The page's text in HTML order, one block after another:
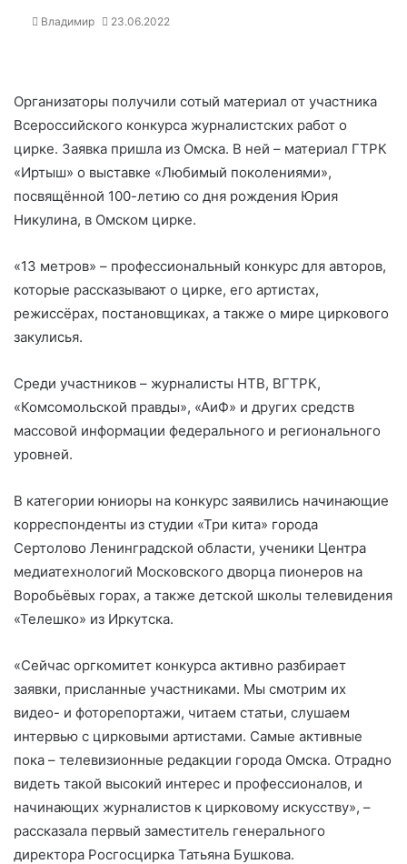
Владимир 23.06.2022
Организаторы получили сотый материал от участника
Всероссийского конкурса журналистских работ о
цирке. Заявка пришла из Омска. В ней – материал ГТРК
«Иртыш» о выставке «Любимый поколениями»,
посвящённой 100-летию со дня рождения Юрия
Никулина, в Омском цирке.
«13 метров» – профессиональный конкурс для авторов,
которые рассказывают о цирке, его артистах,
режиссёрах, постановщиках, а также о мире циркового
закулисья.
Среди участников – журналисты НТВ, ВГТРК,
«Комсомольской правды», «АиФ» и других средств
массовой информации федерального и регионального
уровней.
В категории юниоры на конкурс заявились начинающие
корреспонденты из студии «Три кита» города
Сертолово Ленинградской области, ученики Центра
медиатехнологий Московского дворца пионеров на
Воробьёвых горах, а также детской школы телевидения
«Телешко» из Иркутска.
«Сейчас оргкомитет конкурса активно разбирает
заявки, присланные участниками. Мы смотрим их
видео- и фоторепортажи, читаем статьи, слушаем
интервью с цирковыми артистами. Самые активные
пока – телевизионные редакции города Омска. Отрадно
видеть такой высокий интерес и профессионалов, и
начинающих журналистов к цирковому искусству», –
рассказала первый заместитель генерального
директора Росгосцирка Татьяна Бушкова.